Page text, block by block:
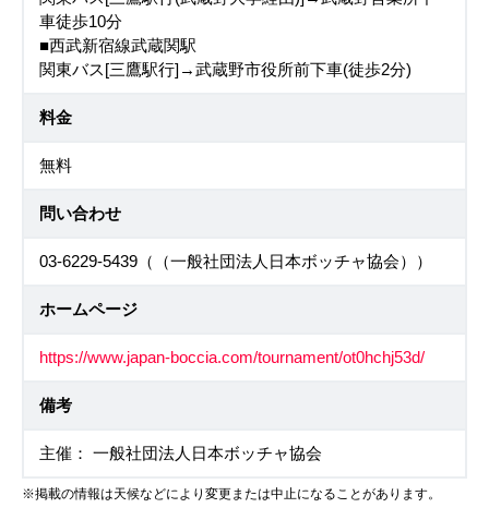
車徒歩10分
■西武新宿線武蔵関駅
関東バス[三鷹駅行]→武蔵野市役所前下車(徒歩2分)
料金
無料
問い合わせ
03-6229-5439（（一般社団法人日本ボッチャ協会））
ホームページ
https://www.japan-boccia.com/tournament/ot0hchj53d/
備考
主催： 一般社団法人日本ボッチャ協会
※掲載の情報は天候などにより変更または中止になることがあります。